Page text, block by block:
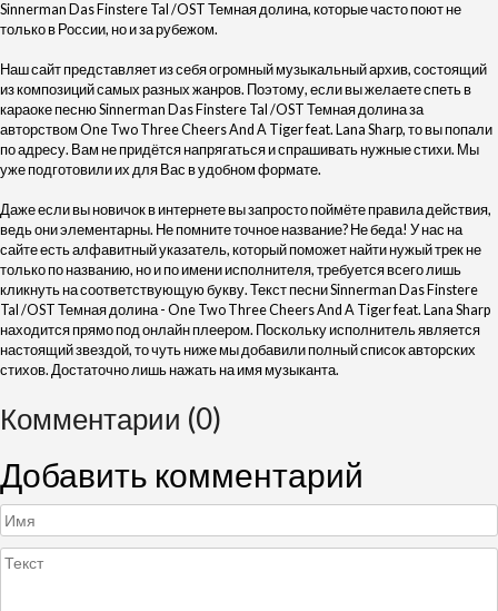
Sinnerman Das Finstere Tal /OST Темная долина, которые часто поют не
только в России, но и за рубежом.
Наш сайт представляет из себя огромный музыкальный архив, состоящий
из композиций самых разных жанров. Поэтому, если вы желаете спеть в
караоке песню Sinnerman Das Finstere Tal /OST Темная долина за
авторством One Two Three Cheers And A Tiger feat. Lana Sharp, то вы попали
по адресу. Вам не придётся напрягаться и спрашивать нужные стихи. Мы
уже подготовили их для Вас в удобном формате.
Даже если вы новичок в интернете вы запросто поймёте правила действия,
ведь они элементарны. Не помните точное название? Не беда! У нас на
сайте есть алфавитный указатель, который поможет найти нужый трек не
только по названию, но и по имени исполнителя, требуется всего лишь
кликнуть на соответствующую букву. Текст песни Sinnerman Das Finstere
Tal /OST Темная долина - One Two Three Cheers And A Tiger feat. Lana Sharp
находится прямо под онлайн плеером. Поскольку исполнитель является
настоящий звездой, то чуть ниже мы добавили полный список авторских
стихов. Достаточно лишь нажать на имя музыканта.
Комментарии (0)
Добавить комментарий